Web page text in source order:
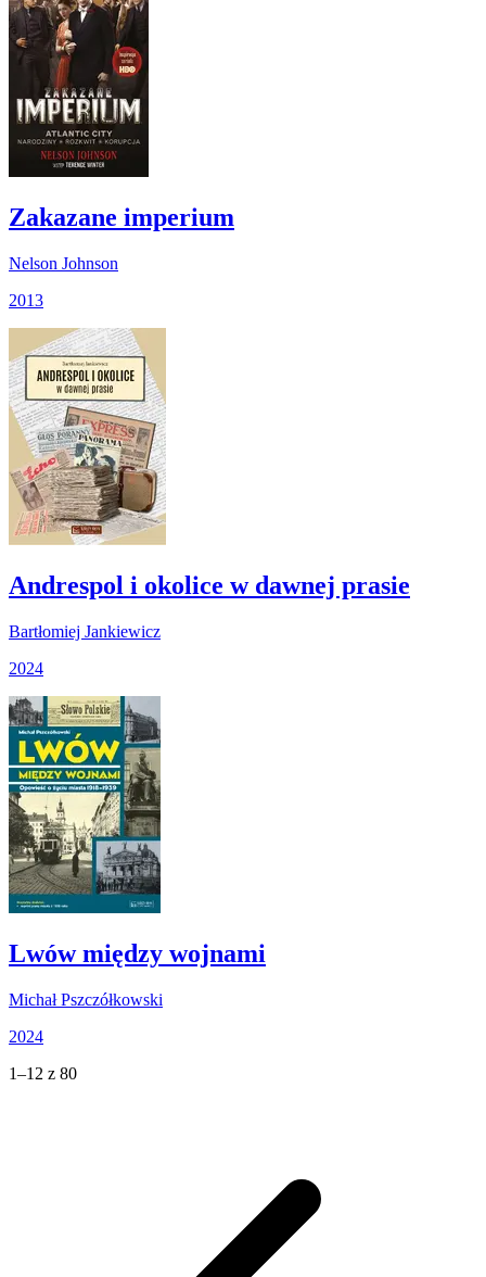
Zakazane imperium
Nelson Johnson
2013
Andrespol i okolice w dawnej prasie
Bartłomiej Jankiewicz
2024
Lwów między wojnami
Michał Pszczółkowski
2024
1–12 z 80